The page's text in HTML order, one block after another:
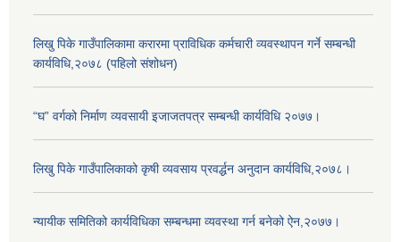
लिखु पिके गाउँपालिकामा करारमा प्राविधिक कर्मचारी व्यवस्थापन गर्ने सम्बन्धी
कार्यविधि,२०७८ (पहिलो संशोधन)
“घ” वर्गको निर्माण व्यवसायी इजाजतपत्र सम्बन्धी कार्यविधि २०७७।
लिखु पिके गाउँपालिकाको कृषी व्यवसाय प्रवर्द्धन अनुदान कार्यविधि,२०७८।
न्यायीक समितिको कार्यविधिका सम्बन्धमा व्यवस्था गर्न बनेको ऐन,२०७७।